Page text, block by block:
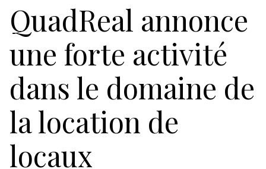
QuadReal annonce
une forte activité
dans le domaine de
la location de
locaux